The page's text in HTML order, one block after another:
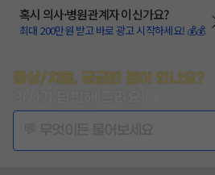
혹시 의사·병원관계자 이신가요?
최대 200만원 받고 바로 광고 시작하세요! 💰💰
증상/치료, 궁금한 점이 있나요?